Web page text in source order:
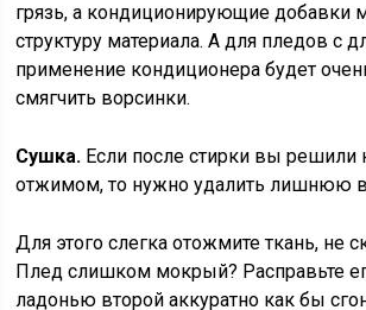
грязь, а кондиционирующие добавки
структуру материала. А для пледов с
применение кондиционера будет
смягчить ворсинки.
Сушка. Если после стирки вы решили
отжимом, то нужно удалить лишнюю
Для этого слегка отожмите ткань, не
Плед слишком мокрый? Расправьте
ладонью второй аккуратно как бы